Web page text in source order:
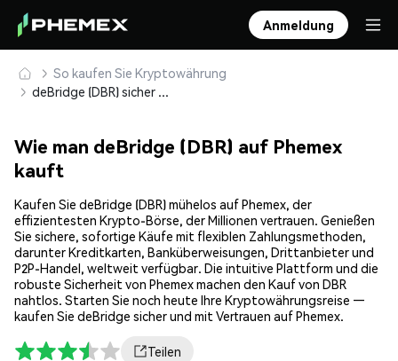
Anmeldung
So kaufen Sie Kryptowährung
deBridge (DBR) sicher kaufen und speichern
Wie man deBridge (DBR) auf Phemex
kauft
Kaufen Sie deBridge (DBR) mühelos auf Phemex, der
effizientesten Krypto-Börse, der Millionen vertrauen. Genießen
Sie sichere, sofortige Käufe mit flexiblen Zahlungsmethoden,
darunter Kreditkarten, Banküberweisungen, Drittanbieter und
P2P-Handel, weltweit verfügbar. Die intuitive Plattform und die
robuste Sicherheit von Phemex machen den Kauf von DBR
nahtlos. Starten Sie noch heute Ihre Kryptowährungsreise —
kaufen Sie deBridge sicher und mit Vertrauen auf Phemex.
Teilen